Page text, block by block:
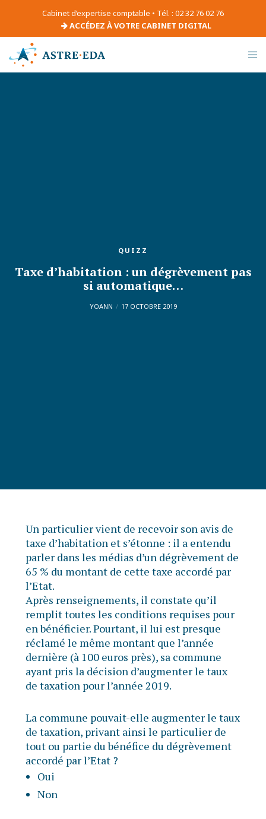
Cabinet d’expertise comptable • Tél. : 02 32 76 02 76
ACCÉDEZ À VOTRE CABINET DIGITAL
QUIZZ
Taxe d’habitation : un dégrèvement pas
si automatique…
YOANN 17 OCTOBRE 2019
Un particulier vient de recevoir son avis de
taxe d’habitation et s’étonne : il a entendu
parler dans les médias d’un dégrèvement de
65 % du montant de cette taxe accordé par
l’Etat.
Après renseignements, il constate qu’il
remplit toutes les conditions requises pour
en bénéficier. Pourtant, il lui est presque
réclamé le même montant que l’année
dernière (à 100 euros près), sa commune
ayant pris la décision d’augmenter le taux
de taxation pour l’année 2019.
La commune pouvait-elle augmenter le taux
de taxation, privant ainsi le particulier de
tout ou partie du bénéfice du dégrèvement
accordé par l’Etat ?
Oui
Non